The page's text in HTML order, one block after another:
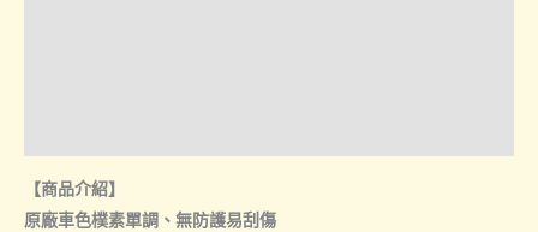
【商品介紹】
原廠車色樸素單調、無防護易刮傷